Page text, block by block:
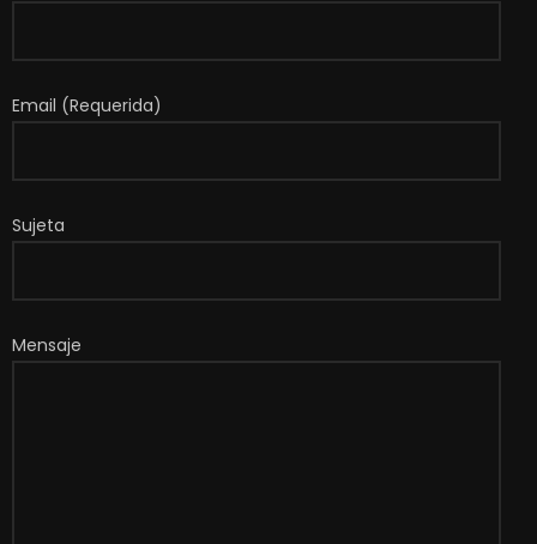
Email (Requerida)
Sujeta
Mensaje